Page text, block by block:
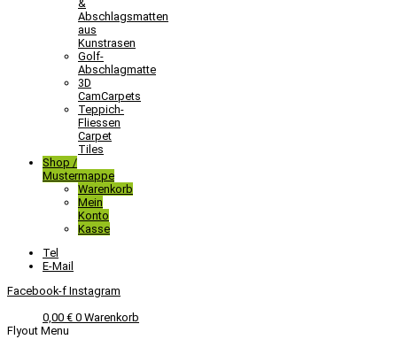
&
Abschlagsmatten
aus
Kunstrasen
Golf-
Abschlagmatte​
3D
CamCarpets
Teppich-
Fliessen
Carpet
Tiles
Shop /
Mustermappe
Warenkorb
Mein
Konto
Kasse
Tel
E-Mail
Facebook-f Instagram
0,00 € 0 Warenkorb
Flyout Menu